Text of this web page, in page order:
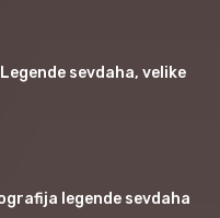
sevdaha, velike
legende sevdaha